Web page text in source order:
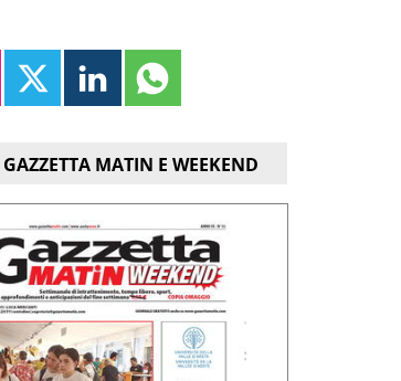
GAZZETTA MATIN E WEEKEND